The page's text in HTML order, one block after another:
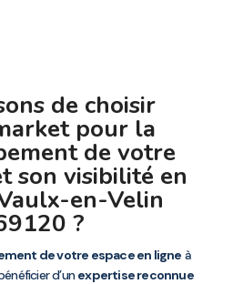
de choisir
pour la
de votre
son visibilité en
en-Velin
?
de votre espace en ligne à
d’unexpertise reconnue